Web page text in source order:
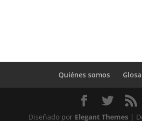
Quiénes somos
Diseñado por Elegant Themes|